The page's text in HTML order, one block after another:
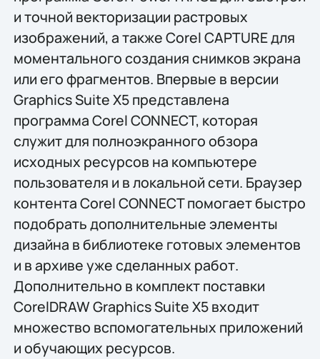
и точной векторизации растровых
изображений, а также Corel CAPTURE для
моментального создания снимков экрана
или его фрагментов. Впервые в версии
Graphics Suite X5 представлена
программа Corel CONNECT, которая
служит для полноэкранного обзора
исходных ресурсов на компьютере
пользователя и в локальной сети. Браузер
контента Corel CONNECT помогает быстро
подобрать дополнительные элементы
дизайна в библиотеке готовых элементов
и в архиве уже сделанных работ.
Дополнительно в комплект поставки
CorelDRAW Graphics Suite X5 входит
множество вспомогательных приложений
и обучающих ресурсов.